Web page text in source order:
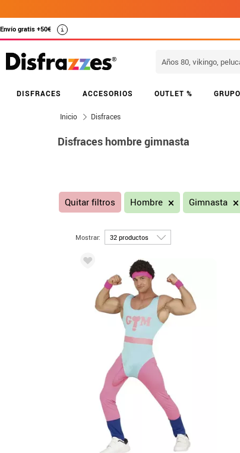
Envío gratis +50€ i
DISFRACES ACCESORIOS OUTLET %
Inicio Disfraces
Disfraces hombre gimnasta
Quitar filtros Hombre Gimnasta
Mostrar: